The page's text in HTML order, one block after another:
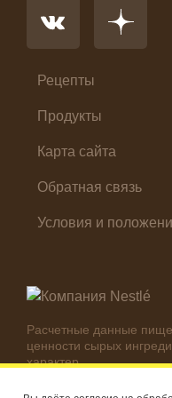
Холодные закуски
Рецепты
Продукты
Карта сайта
Обратная связь
Условия и
Расчетные данные
ценности сырых
характер.
используемых